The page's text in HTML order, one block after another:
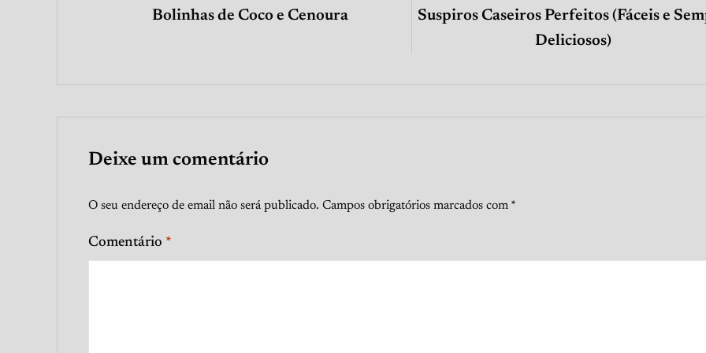
Bolinhas de Coco e Cenoura
Suspiros Caseiros Perfeitos (Fáceis e
Deliciosos)
Deixe um comentário
O seu endereço de email não será publicado. Campos obrigatórios marcados com *
Comentário *